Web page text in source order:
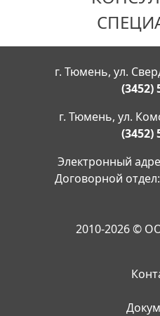
г. Тюмень, ул.
(3452)
г. Тюмень, ул.
(3452)
Электронный
Договорной отдел:
2010-2026 ©